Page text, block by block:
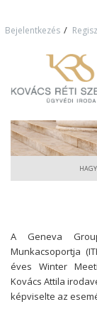
Bejelentkezés /
AGeneva
Munkacsoportja
éves Winter
Kovács Attila
képviselte az